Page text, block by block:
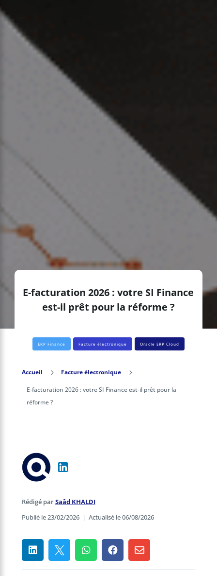
E-facturation 2026 : votre SI Finance
est-il prêt pour la réforme ?
ERP Finance Facture électronique Oracle ERP Cloud
Accueil 5 Facture électronique 5
E-facturation 2026 : votre SI Finance est-il prêt pour la
réforme ?
Rédigé parSaâd KHALDI
Publié le 23/02/2026| Actualisé le 06/08/2026
    